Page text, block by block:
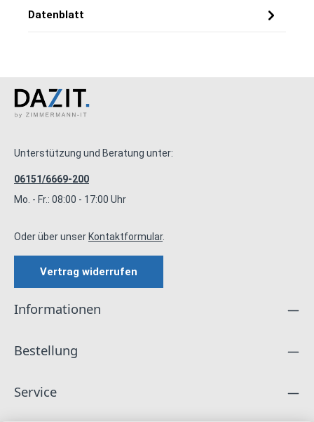
Datenblatt
Unterstützung und Beratung unter:
06151/6669-200
Mo. - Fr.: 08:00 - 17:00 Uhr
Oder über unser Kontaktformular.
Vertrag widerrufen
Informationen
Bestellung
Service